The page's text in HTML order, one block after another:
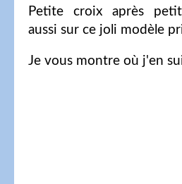
Petite croix après
aussi sur ce joli modèle
Je vous montre où j'en